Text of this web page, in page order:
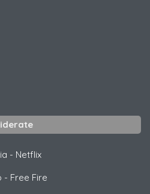
- Netflix
- Free Fire